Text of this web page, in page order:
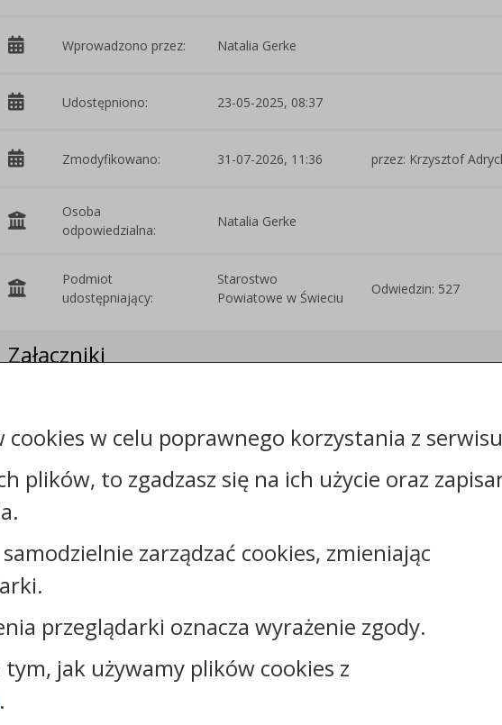
Wprowadzono przez: Natalia Gerke
Udostępniono: 23-05-2025, 08:37
Zmodyfikowano: 31-07-2026, 11:36 przez: Krzysztof
Osoba
odpowiedzialna:
Natalia Gerke
Podmiot
udostępniający:
Starostwo
Powiatowe w Świeciu
Odwiedzin: 527
Załączniki
+48525683102
sekretariat@csw.pl
ePUAP: /CSW/SkrytkaESP
www:
www.csw.pl
NIP: 5591698086
w celu poprawnego korzystania z
plików, to zgadzasz się na ich użycie oraz
zarządzać cookies, zmieniając
przeglądarki oznacza wyrażenie zgody.
tym, jak używamy plików cookies z
.